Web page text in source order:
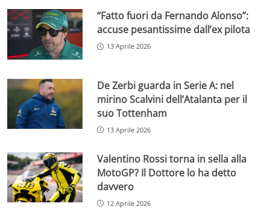
“Fatto fuori da Fernando Alonso”:
accuse pesantissime dall’ex pilota
13 Aprile 2026
De Zerbi guarda in Serie A: nel
mirino Scalvini dell’Atalanta per il
suo Tottenham
13 Aprile 2026
Valentino Rossi torna in sella alla
MotoGP? Il Dottore lo ha detto
davvero
12 Aprile 2026